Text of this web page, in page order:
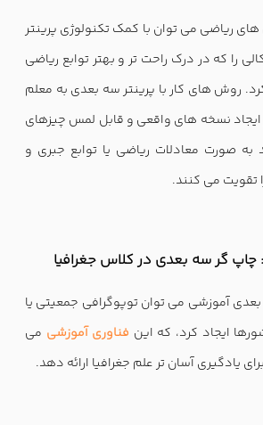
ریاضی می توان با کمک تکنولوژی پرینتر
را که در درک راحت تر و بهتر توابع ریاضی
روش های کار با پرینتر سه بعدی به معلم
ایجاد نسخه های واقعی و قابل لمس چیزهای
به صورت معادلات ریاضی یا توابع جبری و
تقویت می کنند.
چاپ گر سه بعدی در کلاس جغرافیا
آموزشی می توان توپوگرافی جمعیتی یا
ایجاد کرد، که این فناوری آموزشی می
یادگیری آسان تر علم جغرافیا ارائه دهد.